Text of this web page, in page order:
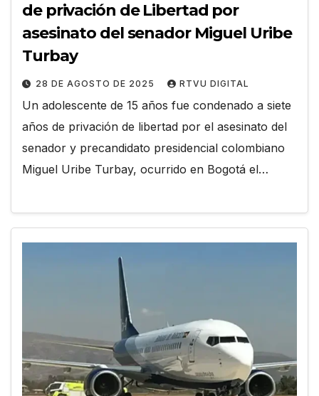
de privación de Libertad por
asesinato del senador Miguel Uribe
Turbay
28 DE AGOSTO DE 2025 RTVU DIGITAL
Un adolescente de 15 años fue condenado a siete
años de privación de libertad por el asesinato del
senador y precandidato presidencial colombiano
Miguel Uribe Turbay, ocurrido en Bogotá el…